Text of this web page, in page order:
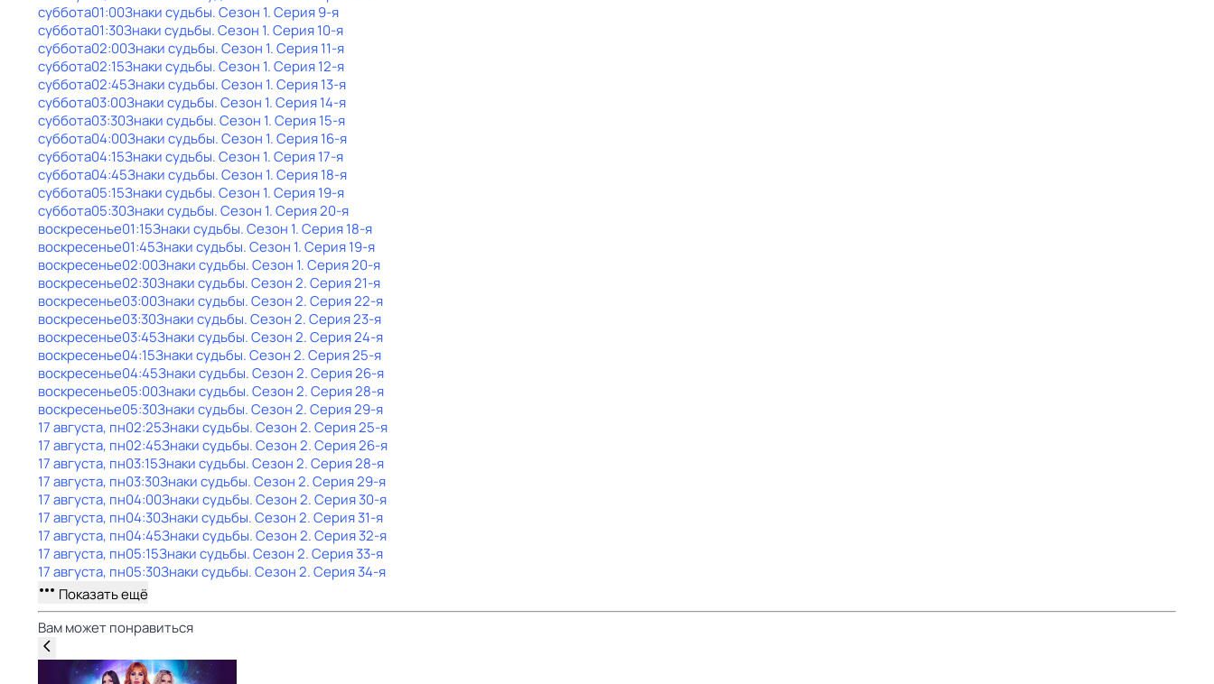
суббота01:00Знаки cyдьбы. Сезон 1. Серия 9-я
суббота01:30Знаки cyдьбы. Сезон 1. Серия 10-я
суббота02:00Знаки cyдьбы. Сезон 1. Серия 11-я
суббота02:15Знаки cyдьбы. Сезон 1. Серия 12-я
суббота02:45Знаки cyдьбы. Сезон 1. Серия 13-я
суббота03:00Знаки cyдьбы. Сезон 1. Серия 14-я
суббота03:30Знаки cyдьбы. Сезон 1. Серия 15-я
суббота04:00Знаки cyдьбы. Сезон 1. Серия 16-я
суббота04:15Знаки cyдьбы. Сезон 1. Серия 17-я
суббота04:45Знаки cyдьбы. Сезон 1. Серия 18-я
суббота05:15Знаки cyдьбы. Сезон 1. Серия 19-я
суббота05:30Знаки cyдьбы. Сезон 1. Серия 20-я
воскресенье01:15Знаки cyдьбы. Сезон 1. Серия 18-я
воскресенье01:45Знаки cyдьбы. Сезон 1. Серия 19-я
воскресенье02:00Знаки cyдьбы. Сезон 1. Серия 20-я
воскресенье02:30Знаки cyдьбы. Сезон 2. Серия 21-я
воскресенье03:00Знаки cyдьбы. Сезон 2. Серия 22-я
воскресенье03:30Знаки cyдьбы. Сезон 2. Серия 23-я
воскресенье03:45Знаки cyдьбы. Сезон 2. Серия 24-я
воскресенье04:15Знаки cyдьбы. Сезон 2. Серия 25-я
воскресенье04:45Знаки cyдьбы. Сезон 2. Серия 26-я
воскресенье05:00Знаки cyдьбы. Сезон 2. Серия 28-я
воскресенье05:30Знаки cyдьбы. Сезон 2. Серия 29-я
17 августа, пн02:25Знаки cyдьбы. Сезон 2. Серия 25-я
17 августа, пн02:45Знаки cyдьбы. Сезон 2. Серия 26-я
17 августа, пн03:15Знаки cyдьбы. Сезон 2. Серия 28-я
17 августа, пн03:30Знаки cyдьбы. Сезон 2. Серия 29-я
17 августа, пн04:00Знаки cyдьбы. Сезон 2. Серия 30-я
17 августа, пн04:30Знаки cyдьбы. Сезон 2. Серия 31-я
17 августа, пн04:45Знаки cyдьбы. Сезон 2. Серия 32-я
17 августа, пн05:15Знаки cyдьбы. Сезон 2. Серия 33-я
17 августа, пн05:30Знаки cyдьбы. Сезон 2. Серия 34-я
Показать ещё
Вам может понравиться